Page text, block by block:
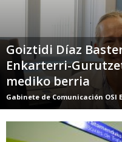
Goiztidi Díaz
Enkarterri-
mediko berria
Gabinete de Comunicación OSI